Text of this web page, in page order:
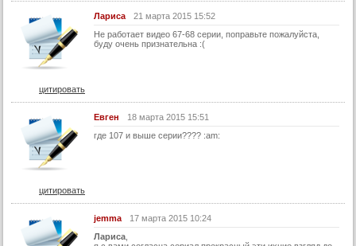
45 серия
46 серия
48 серия
49 серия
50 серия
51 серия
52 серия
54 серия
Лариса
21 марта 2015 15:52
Не работает видео 67-68 серии, поправьте пожалуйста,
буду очень признательна :(
цитировать
Евген
18 марта 2015 15:51
где 107 и выше серии???? :am:
цитировать
jemma
17 марта 2015 10:24
Лариса